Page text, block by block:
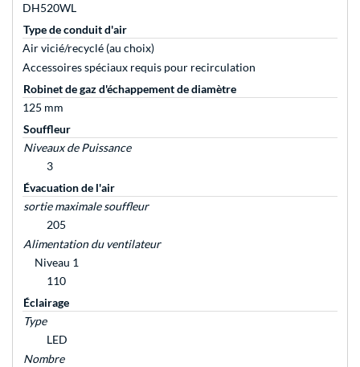
DH520WL
Type de conduit d'air
Air vicié/recyclé (au choix)
Accessoires spéciaux requis pour recirculation
Robinet de gaz d'échappement de diamètre
125 mm
Souffleur
Niveaux de Puissance
3
Évacuation de l'air
sortie maximale souffleur
205
Alimentation du ventilateur
Niveau 1
110
Éclairage
Type
LED
Nombre